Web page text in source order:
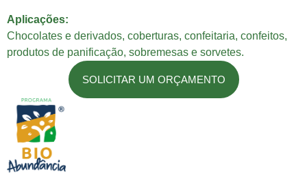
Aplicações:
Chocolates e derivados, coberturas, confeitaria, confeitos,
produtos de panificação, sobremesas e sorvetes.
SOLICITAR UM ORÇAMENTO